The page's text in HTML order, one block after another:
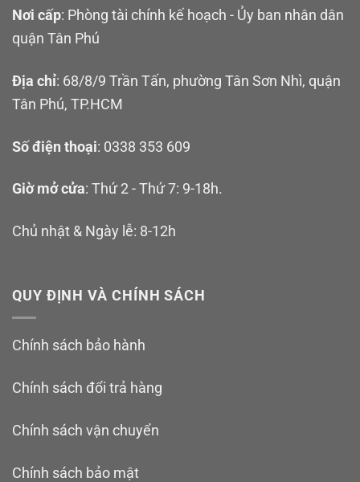
Nơi cấp: Phòng tài chính kế hoạch - Ủy ban nhân dân
quận Tân Phú
Địa chỉ: 68/8/9 Trần Tấn, phường Tân Sơn Nhì, quận
Tân Phú, TP.HCM
Số điện thoại: 0338 353 609
Giờ mở cửa: Thứ 2 - Thứ 7: 9-18h.
Chủ nhật & Ngày lễ: 8-12h
QUY ĐỊNH VÀ CHÍNH SÁCH
Chính sách bảo hành
Chính sách đổi trả hàng
Chính sách vận chuyển
Chính sách bảo mật